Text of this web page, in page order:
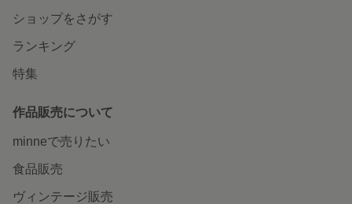
ショップをさがす
ランキング
特集
作品販売について
minneで売りたい
食品販売
ヴィンテージ販売